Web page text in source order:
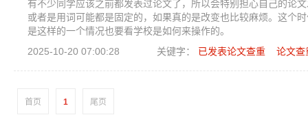
有不少同学应该之前都发表过论文了，所以会特别担心自己的论
或者是用词可能都是固定的，如果真的是改变也比较麻烦。这个
是这样的一个情况也要看学校是如何来操作的。
2025-10-20 07:00:28
关键字： 已发表论文查重 论文查
首页 1 尾页